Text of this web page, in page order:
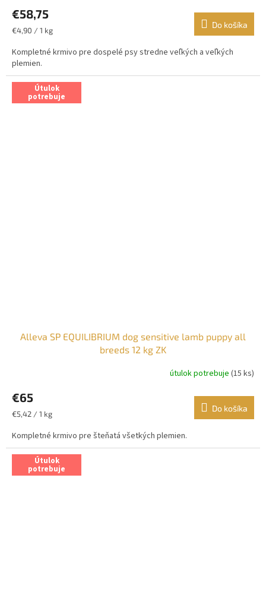
€58,75
Jednotková
€4,90 / 1 kg
Do košíka
Kompletné krmivo pre dospelé psy stredne veľkých a veľkých
plemien.
Útulok
potrebuje
Alleva SP EQUILIBRIUM dog sensitive lamb puppy all
breeds 12 kg ZK
útulok potrebuje (15 ks)
€65
Jednotková
€5,42 / 1 kg
Do košíka
Kompletné krmivo pre šteňatá všetkých plemien.
Útulok
potrebuje